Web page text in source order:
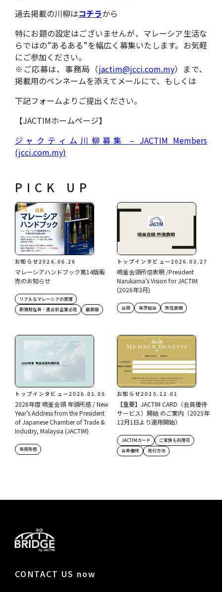
過去掲載の川柳はコチラから
特にお題の設定はございませんが、マレーシア生活な
らではの”あるある”を幅広く募集いたします。お気軽
にご参加ください。
※ご応募は、事務局（jactim@jcci.com.my）まで、
掲載用のペンネームを添えてメールにて、もしくは
下記フォームよりご提出ください。
【JACTIMホームページ】
ジャクティム川柳募集 – JACTIM Members
(jcci.com.my)
PICK UP
お知らせ2026.06.26
マレーシアハンドブック第14版販
売のお知らせ
リアルなマレーシアの実情
新規駐在員・進出前企業必見
最新版
トップインタビュー2026.03.27
鳴釜会頭所信表明 /President
Narukama’s Vision for JACTIM
(2026年3月)
会頭 年次総会 所信表明
トップインタビュー2026.01.05
2026年度 鳴釜会頭 年頭所感 / New
Year’s Address from the President
of Japanese Chamber of Trade &
Industry, Malaysia (JACTIM)
年頭所感
お知らせ2025.12.01
【重要】JACTIM CARD（会員優待
サービス）開始 のご案内（2025年
12月1日より運用開始）
JACTIMカード
ご家族も利用可
会員優待
発行方法
CONTACT US now